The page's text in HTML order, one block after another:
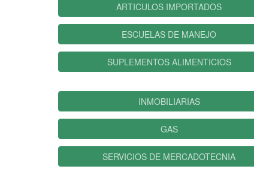
ARTICULOS IMPORTADOS
ESCUELAS DE MANEJO
SUPLEMENTOS ALIMENTICIOS
INMOBILIARIAS
GAS
SERVICIOS DE MERCADOTECNIA